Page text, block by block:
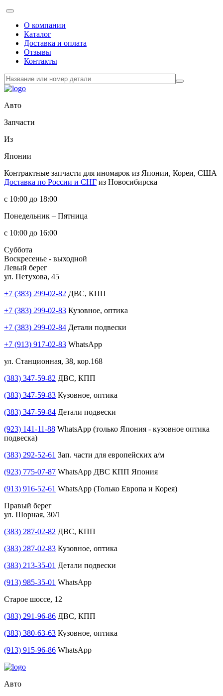
О компании
Каталог
Доставка и оплата
Отзывы
Контакты
Авто
Запчасти
Из
Японии
Контрактные запчасти для иномарок из Японии, Кореи, США
Доставка по России и СНГ из Новосибирска
с 10:00 до 18:00
Понедельник – Пятница
с 10:00 до 16:00
Суббота
Воскресенье - выходной
Левый берег
ул. Петухова, 45
+7 (383) 299-02-82 ДВС, КПП
+7 (383) 299-02-83 Кузовное, оптика
+7 (383) 299-02-84 Детали подвески
+7 (913) 917-02-83 WhatsApp
ул. Станционная, 38, кор.168
(383) 347-59-82 ДВС, КПП
(383) 347-59-83 Кузовное, оптика
(383) 347-59-84 Детали подвески
(923) 141-11-88 WhatsApp (только Япония - кузовное оптика
подвеска)
(383) 292-52-61 Зап. части для европейских а/м
(923) 775-07-87 WhatsApp ДВС КПП Япония
(913) 916-52-61 WhatsApp (Только Европа и Корея)
Правый берег
ул. Шорная, 30/1
(383) 287-02-82 ДВС, КПП
(383) 287-02-83 Кузовное, оптика
(383) 213-35-01 Детали подвески
(913) 985-35-01 WhatsApp
Старое шоссе, 12
(383) 291-96-86 ДВС, КПП
(383) 380-63-63 Кузовное, оптика
(913) 915-96-86 WhatsApp
Авто